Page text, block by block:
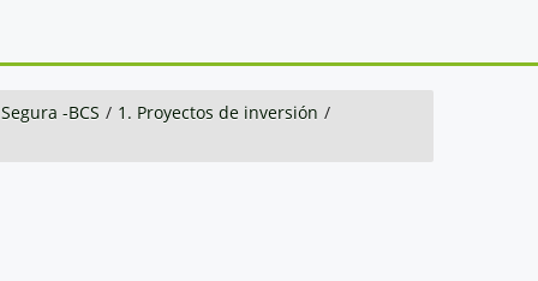
-BCS / 1. Proyectos de inversión /